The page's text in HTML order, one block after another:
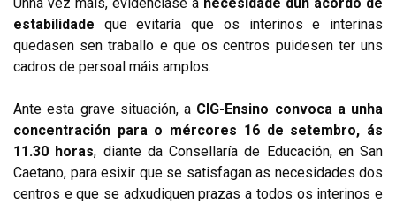
estabilidade que evitaría que os interinos e interinas
quedasen sen traballo e que os centros puidesen ter uns
cadros de persoal máis amplos.
Ante esta grave situación, a CIG-Ensino convoca a unha
concentración para o mércores 16 de setembro, ás
11.30 horas, diante da Consellaría de Educación, en San
Caetano, para esixir que se satisfagan as necesidades dos
centros e que se adxudiquen prazas a todos os interinos e